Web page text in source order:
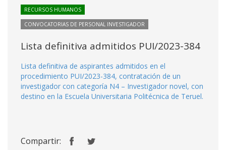
RECURSOS HUMANOS
CONVOCATORIAS DE PERSONAL INVESTIGADOR
Lista definitiva admitidos PUI/2023-384
Lista definitiva de aspirantes admitidos en el
procedimiento PUI/2023-384, contratación de un
investigador con categoría N4 – Investigador novel, con
destino en la Escuela Universitaria Politécnica de Teruel.
Compartir: